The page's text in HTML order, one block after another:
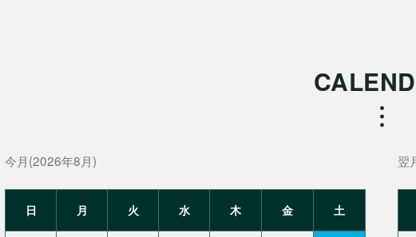
今月(2026年8月)
日 月 火 水 木 金 土
翌